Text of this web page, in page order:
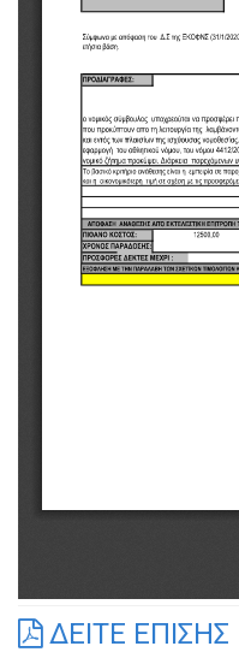
ΔΕΙΤΕ ΕΠΙΣΗΣ